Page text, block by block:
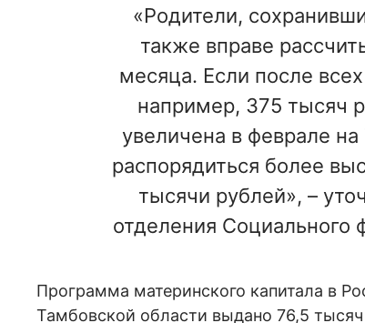
«Родители,
также вправе
месяца. Если после
например, 375 тысяч
увеличена в феврале
распорядиться более
тысячи рублей», –
отделения Социального
Программа материнского капитала в
Тамбовской области выдано 76,5